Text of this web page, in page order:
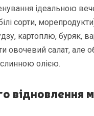
ідеальною
сорти,
картоплю, буряк,
овочевий салат, але
олією.
відновлення